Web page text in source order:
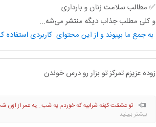
✅ مطالب سلامت زنان و بارداری
و کلی مطلب جذاب دیگه منتشر می‌شه...
به جمع ما بپیوند و از این محتوای کاربردی استفاده کن.
زوده عزیزم تمرکز تو بزار رو درس خوندن
تو عشقت کهنه شرابیه که خوردم یه شب...یه عمر از
بیشتر ببینید